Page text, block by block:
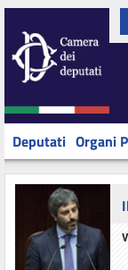
Deputati Organi